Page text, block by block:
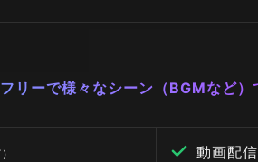
ーで様々なシーン（BGMなど）
動画配